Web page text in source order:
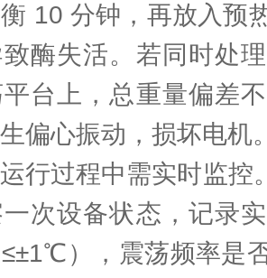
10 分钟，再放入预
酶失活。若同时处
台上，总重量偏差
偏心振动，损坏电机
过程中需实时监控
次设备状态，记录
），震荡频率是